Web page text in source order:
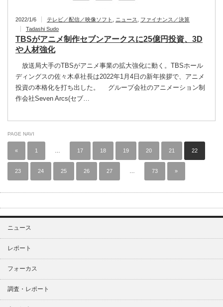
2022/1/6 テレビ／配信／映像ソフト ニュース
ファイナンス／決算
Tadashi Sudo
TBSがアニメ制作セブンアークスに25億円投資、3D
や人材強化
放送局大手のTBSがアニメ事業の拡大強化に動く。TBSホール
ディングスの佐々木卓社長は2022年1月4日の新年挨拶で、アニメ
投資の本格化を打ち出した。 グループ会社のアニメーション制
作会社Seven Arcs(セブ…
PAGE NAVI
« 1 17 18 19 20 21 22
23 24 25 26 27 73 »
ニュース
レポート
フォーカス
調査・レポート